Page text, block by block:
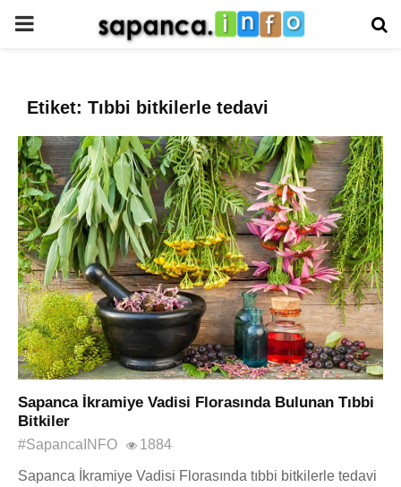
PRIMARY
Etiket: Tıbbi bitkilerle tedavi
Sapanca İkramiye Vadisi Florasında Bulunan Tıbbi
Bitkiler
#SapancaINFO 1884
Sapanca İkramiye Vadisi Florasında tıbbi bitkilerle tedavi